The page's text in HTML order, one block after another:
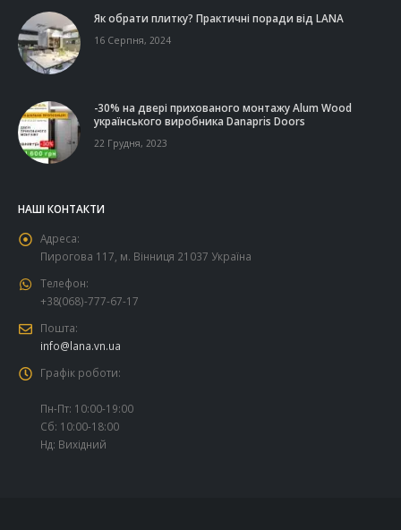
Як обрати плитку? Практичні поради від LANA
16 Серпня, 2024
-30% на двері прихованого монтажу Alum Wood
українського виробника Danapris Doors
22 Грудня, 2023
НАШІ КОНТАКТИ
Адреса:
Пирогова 117, м. Вінниця 21037 Україна
Телефон:
+38(068)-777-67-17
Пошта:
info@lana.vn.ua
Графік роботи:
Пн-Пт: 10:00-19:00
Сб: 10:00-18:00
Нд: Вихідний